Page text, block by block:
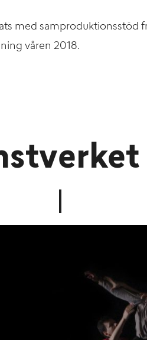
med samproduktionsstöd
våren 2018.